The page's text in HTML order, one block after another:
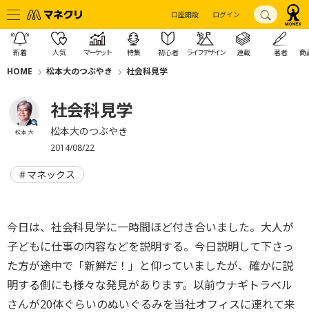
口座開設 ログイン
新着 人気 マーケット 特集 初心者 ライフデザイン 連載 著者 商
HOME 松本大のつぶやき 社会科見学
松本 大
社会科見学
松本大のつぶやき
2014/08/22
マネックス
今日は、社会科見学に一時間ほど付き合いました。大人が
子どもに仕事の内容などを説明する。今日説明して下さっ
た方が途中で「新鮮だ！」と仰っていましたが、確かに説
明する側にも様々な発見があります。以前ウナギトラベル
さんが20体ぐらいのぬいぐるみを当社オフィスに連れて来